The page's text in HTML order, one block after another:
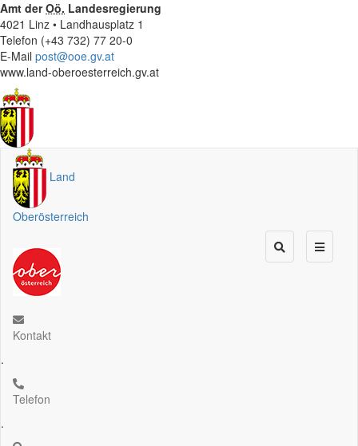
Amt derOö. Landesregierung
4021 Linz • Landhausplatz 1
Telefon (+43 732) 77 20-0
E-Mail post@ooe.gv.at
www.land-oberoesterreich.gv.at
Land
Oberösterreich
Kontakt
.
Telefon
.